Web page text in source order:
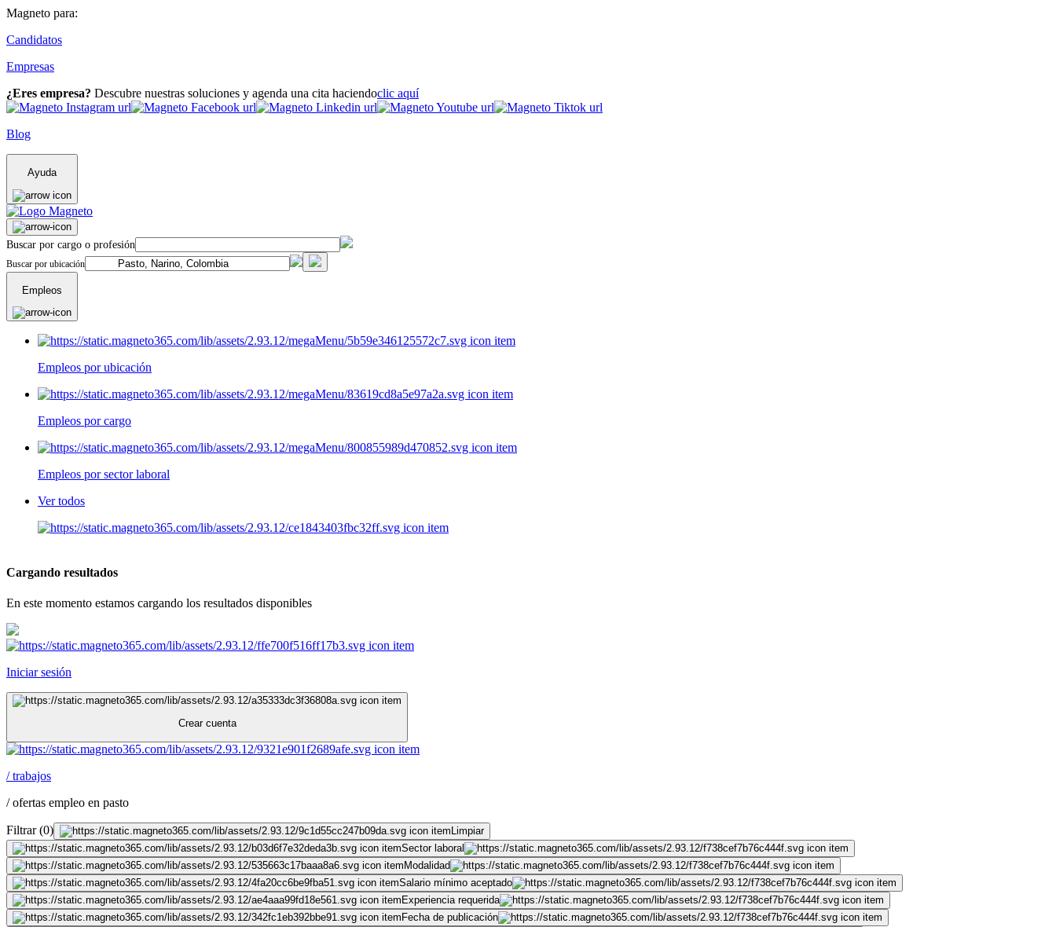
Magneto para:
Candidatos
Empresas
¿Eres empresa? Descubre nuestras soluciones y agenda una cita haciendoclic aquí
Blog
Ayuda
Buscar por cargo o profesión
Buscar por ubicación
Empleos
Empleos por ubicación
Empleos por cargo
Empleos por sector laboral
Ver todos
Cargando resultados
En este momento estamos cargando los resultados disponibles
Iniciar sesión
Crear cuenta
/trabajos
/ofertas empleo en pasto
Filtrar(0)
Limpiar
Sector laboral
Modalidad
Salario mínimo aceptado
Experiencia requerida
Fecha de publicación